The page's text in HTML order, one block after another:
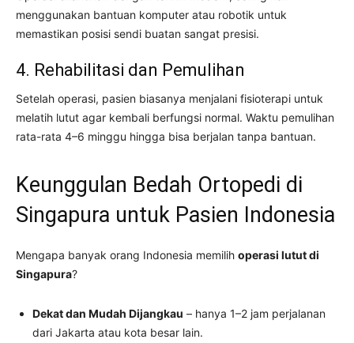
menggunakan bantuan komputer atau robotik untuk
memastikan posisi sendi buatan sangat presisi.
4. Rehabilitasi dan Pemulihan
Setelah operasi, pasien biasanya menjalani fisioterapi untuk
melatih lutut agar kembali berfungsi normal. Waktu pemulihan
rata-rata 4–6 minggu hingga bisa berjalan tanpa bantuan.
Keunggulan Bedah Ortopedi di
Singapura untuk Pasien Indonesia
Mengapa banyak orang Indonesia memilih operasi lutut di
Singapura?
Dekat dan Mudah Dijangkau – hanya 1–2 jam perjalanan
dari Jakarta atau kota besar lain.